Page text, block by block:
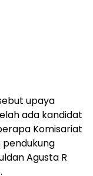
upaya
ada kandidat
Komisariat
Agusta R